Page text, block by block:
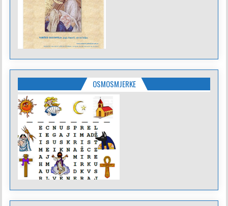
OSMOSMJERKE